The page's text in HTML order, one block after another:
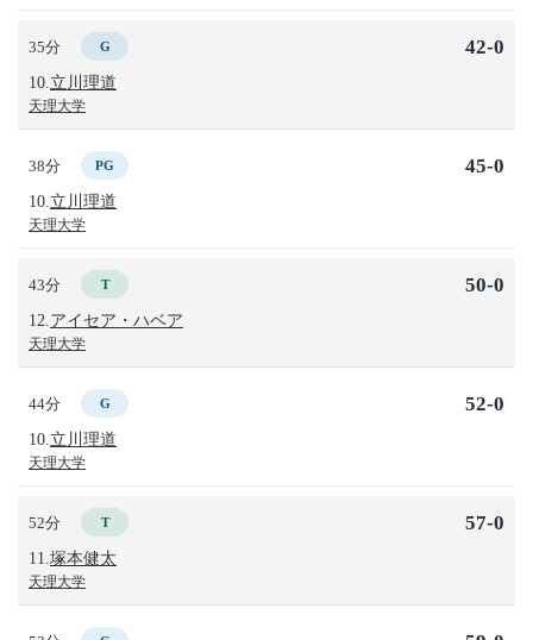
35分 G
10. 立川理道
天理大学
42-0
38分 PG
10. 立川理道
天理大学
45-0
43分 T
12. アイセア・ハベア
天理大学
50-0
44分 G
10. 立川理道
天理大学
52-0
52分 T
11. 塚本健太
天理大学
57-0